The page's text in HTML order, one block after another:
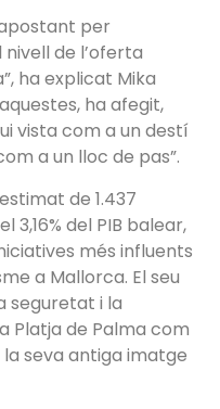
per
de l’oferta
ha explicat Mika
ha afegit,
vista com a un destí
a un lloc de pas”.
de 1.437
3,16% del PIB balear,
més influents
a Mallorca. El seu
seguretat i la
Platja de Palma com
seva antiga imatge